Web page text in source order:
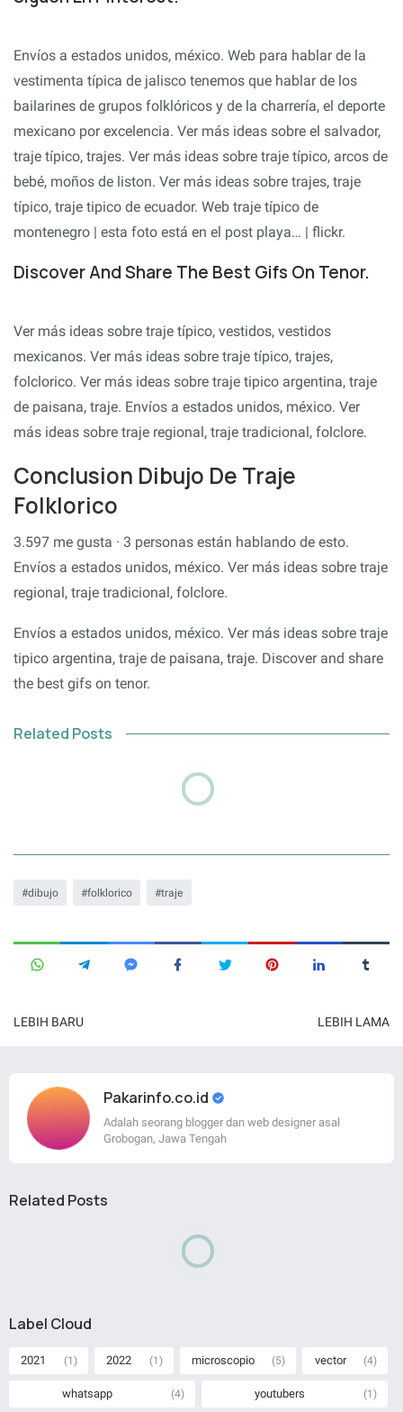
Envíos a estados unidos, méxico. Web para hablar de la
vestimenta típica de jalisco tenemos que hablar de los
bailarines de grupos folklóricos y de la charrería, el deporte
mexicano por excelencia. Ver más ideas sobre el salvador,
traje típico, trajes. Ver más ideas sobre traje típico, arcos de
bebé, moños de liston. Ver más ideas sobre trajes, traje
típico, traje tipico de ecuador. Web traje típico de
montenegro | esta foto está en el post playa… | flickr.
Discover And Share The Best Gifs On Tenor.
Ver más ideas sobre traje típico, vestidos, vestidos
mexicanos. Ver más ideas sobre traje típico, trajes,
folclorico. Ver más ideas sobre traje tipico argentina, traje
de paisana, traje. Envíos a estados unidos, méxico. Ver
más ideas sobre traje regional, traje tradicional, folclore.
Conclusion Dibujo De Traje
Folklorico
3.597 me gusta · 3 personas están hablando de esto.
Envíos a estados unidos, méxico. Ver más ideas sobre traje
regional, traje tradicional, folclore.
Envíos a estados unidos, méxico. Ver más ideas sobre traje
tipico argentina, traje de paisana, traje. Discover and share
the best gifs on tenor.
Related Posts
dibujo folklorico traje
LEBIH BARU LEBIH LAMA
Pakarinfo.co.id
Adalah seorang blogger dan web designer asal
Grobogan, Jawa Tengah
Related Posts
Label Cloud
2021 (1) 2022 (1) microscopio (5) vector (4)
whatsapp (4) youtubers (1)